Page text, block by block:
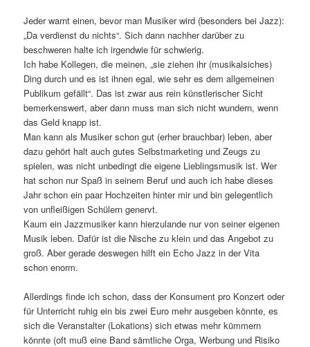
Jeder warnt einen, bevor man Musiker wird (besonders bei Jazz):
„Da verdienst du nichts“. Sich dann nachher darüber zu
beschweren halte ich irgendwie für schwierig.
Ich habe Kollegen, die meinen, „sie ziehen ihr (musikalsiches)
Ding durch und es ist ihnen egal, wie sehr es dem allgemeinen
Publikum gefällt“. Das ist zwar aus rein künstlerischer Sicht
bemerkenswert, aber dann muss man sich nicht wundern, wenn
das Geld knapp ist.
Man kann als Musiker schon gut (erher brauchbar) leben, aber
dazu gehört halt auch gutes Selbstmarketing und Zeugs zu
spielen, was nicht unbedingt die eigene Lieblingsmusik ist. Wer
hat schon nur Spaß in seinem Beruf und auch ich habe dieses
Jahr schon ein paar Hochzeiten hinter mir und bin gelegentlich
von unfleißigen Schülern genervt.
Kaum ein Jazzmusiker kann hierzulande nur von seiner eigenen
Musik leben. Dafür ist die Nische zu klein und das Angebot zu
groß. Aber gerade deswegen hilft ein Echo Jazz in der Vita
schon enorm.
Allerdings finde ich schon, dass der Konsument pro Konzert oder
für Unterricht ruhig ein bis zwei Euro mehr ausgeben könnte, es
sich die Veranstalter (Lokations) sich etwas mehr kümmern
könnte (oft muß eine Band sämtliche Orga, Werbung und Risiko